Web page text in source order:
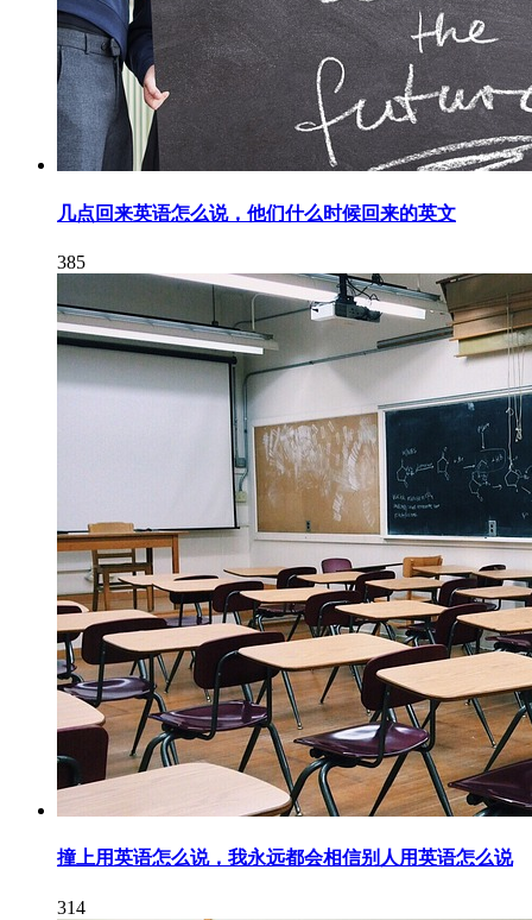
几点回来英语怎么说，他们什么时候回来的英文
385
撞上用英语怎么说，我永远都会相信别人用英语怎么说
314